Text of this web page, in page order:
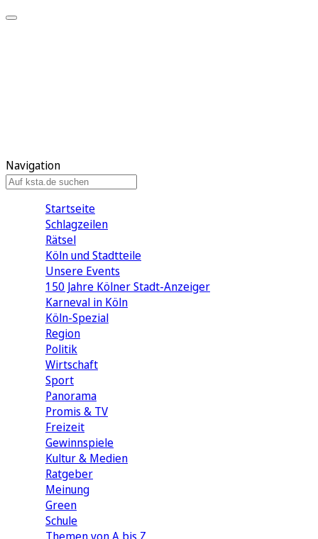
Navigation
Startseite
Schlagzeilen
Rätsel
Köln und Stadtteile
Unsere Events
150 Jahre Kölner Stadt-Anzeiger
Karneval in Köln
Köln-Spezial
Region
Politik
Wirtschaft
Sport
Panorama
Promis & TV
Freizeit
Gewinnspiele
Kultur & Medien
Ratgeber
Meinung
Green
Schule